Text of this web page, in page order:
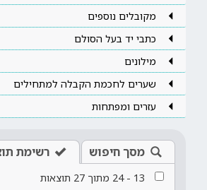
מקובלים נוספים
כתבי יד בעל הסולם
מילונים
שערים לחכמת הקבלה למתחילים
עזרים ומפתחות
מסך חיפוש רשימת
13
-
24 מתוך 27 תוצאות